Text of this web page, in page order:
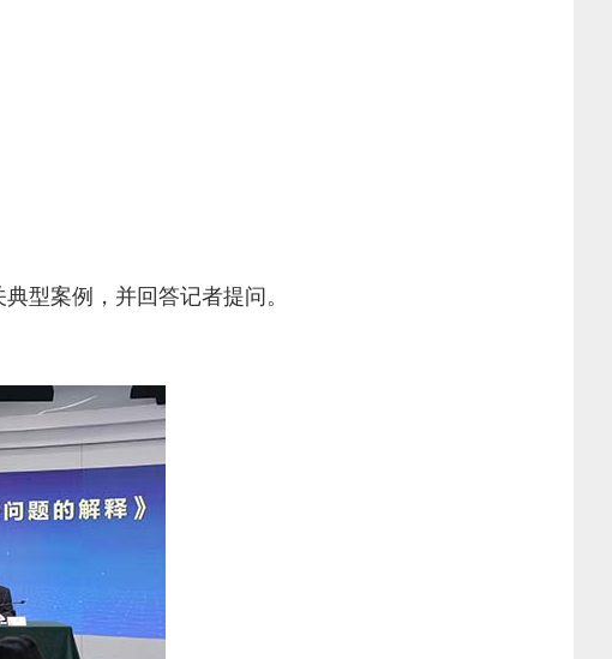
型案例，并回答记者提问。